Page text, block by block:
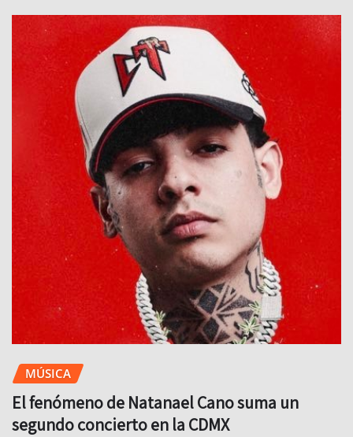
MÚSICA
El fenómeno de Natanael Cano suma un
segundo concierto en la CDMX